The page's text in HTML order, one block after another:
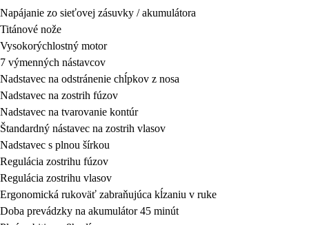
Napájanie zo sieťovej zásuvky / akumulátora
Titánové nože
Vysokorýchlostný motor
7 výmenných nástavcov
Nadstavec na odstránenie chĺpkov z nosa
Nadstavec na zostrih fúzov
Nadstavec na tvarovanie kontúr
Štandardný nástavec na zostrih vlasov
Nadstavec s plnou šírkou
Regulácia zostrihu fúzov
Regulácia zostrihu vlasov
Ergonomická rukoväť zabraňujúca kĺzaniu v ruke
Doba prevádzky na akumulátor 45 minút